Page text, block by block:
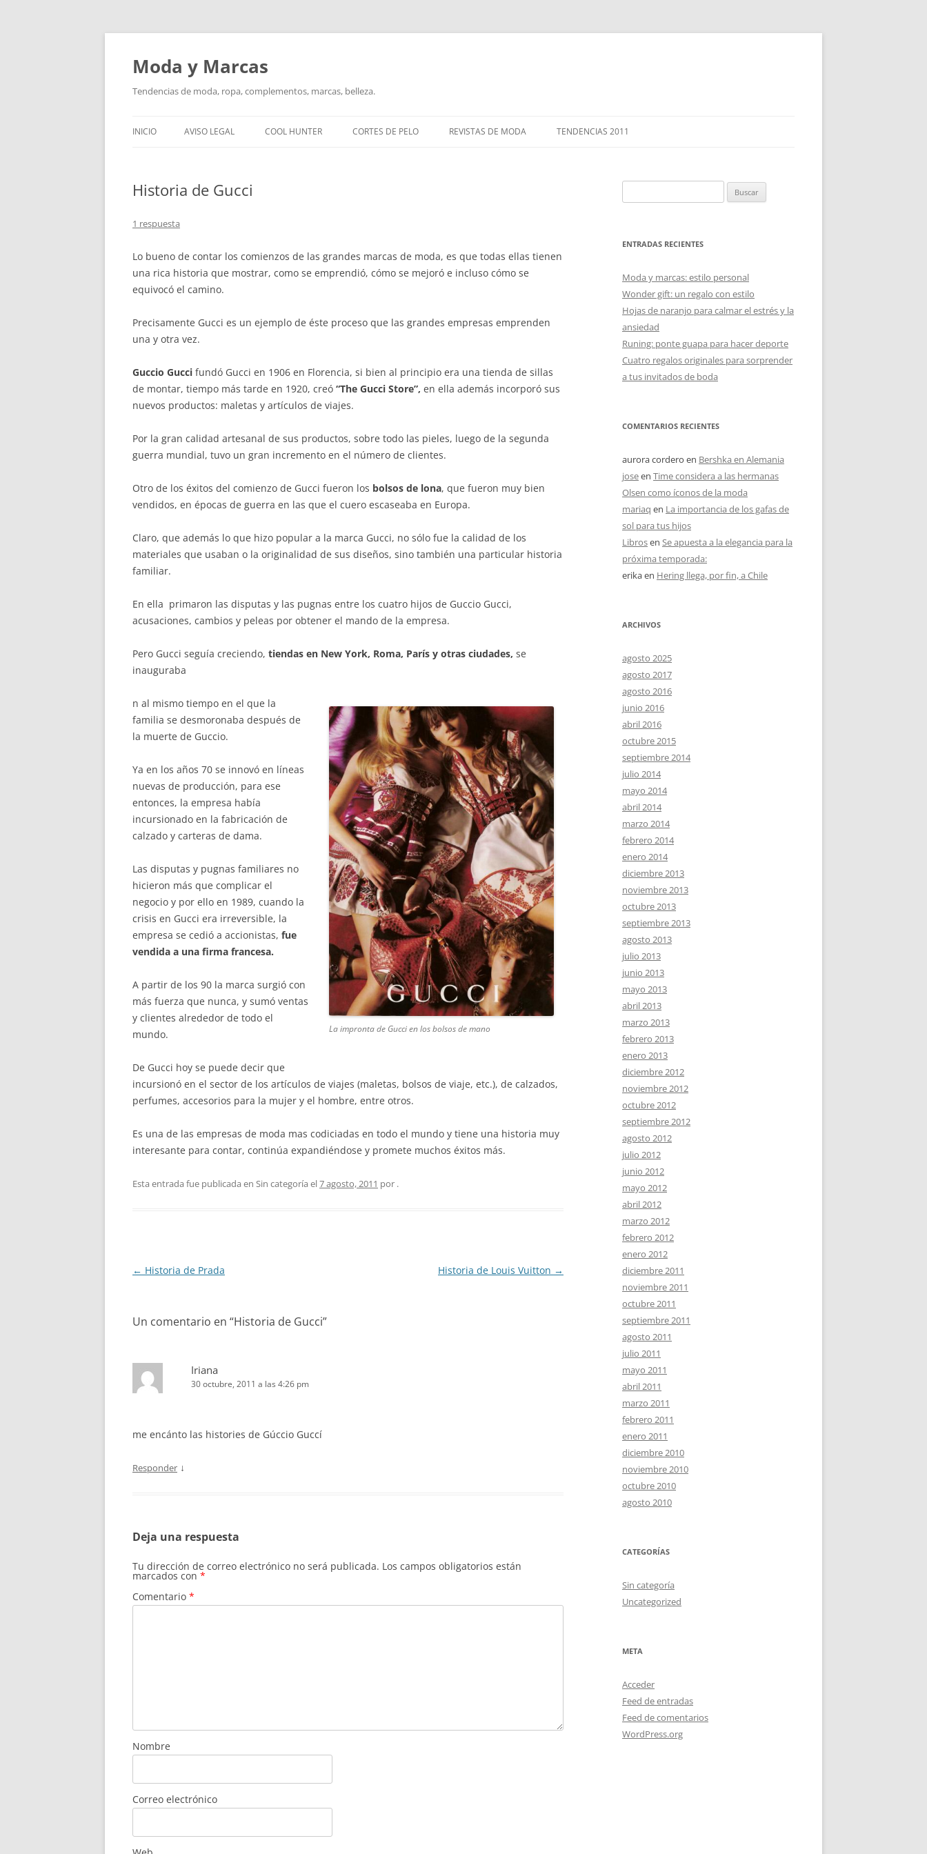
Saltar
contenido
Moda y Marcas
Tendencias de moda, ropa, complementos, marcas, belleza.
INICIO AVISO LEGAL COOL HUNTER CORTES DE PELO REVISTAS DE MODA TENDENCIAS 2011
Historia de Gucci
1 respuesta
Lo bueno de contar los comienzos de las grandes marcas de moda, es que todas ellas tienen
una rica historia que mostrar, como se emprendió, cómo se mejoró e incluso cómo se
equivocó el camino.
Precisamente Gucci es un ejemplo de éste proceso que las grandes empresas emprenden
una y otra vez.
Guccio Gucci fundó Gucci en 1906 en Florencia, si bien al principio era una tienda de sillas
de montar, tiempo más tarde en 1920, creó “The Gucci Store”, en ella además incorporó sus
nuevos productos: maletas y artículos de viajes.
Por la gran calidad artesanal de sus productos, sobre todo las pieles, luego de la segunda
guerra mundial, tuvo un gran incremento en el número de clientes.
Otro de los éxitos del comienzo de Gucci fueron los bolsos de lona, que fueron muy bien
vendidos, en épocas de guerra en las que el cuero escaseaba en Europa.
Claro, que además lo que hizo popular a la marca Gucci, no sólo fue la calidad de los
materiales que usaban o la originalidad de sus diseños, sino también una particular historia
familiar.
En ella primaron las disputas y las pugnas entre los cuatro hijos de Guccio Gucci,
acusaciones, cambios y peleas por obtener el mando de la empresa.
Pero Gucci seguía creciendo, tiendas en New York, Roma, París y otras ciudades, se
inauguraba
La impronta de Gucci en los bolsos de mano
n al mismo tiempo en el que la
familia se desmoronaba después de
la muerte de Guccio.
Ya en los años 70 se innovó en líneas
nuevas de producción, para ese
entonces, la empresa había
incursionado en la fabricación de
calzado y carteras de dama.
Las disputas y pugnas familiares no
hicieron más que complicar el
negocio y por ello en 1989, cuando la
crisis en Gucci era irreversible, la
empresa se cedió a accionistas, fue
vendida a una firma francesa.
A partir de los 90 la marca surgió con
más fuerza que nunca, y sumó ventas
y clientes alrededor de todo el
mundo.
De Gucci hoy se puede decir que
incursionó en el sector de los artículos de viajes (maletas, bolsos de viaje, etc.), de calzados,
perfumes, accesorios para la mujer y el hombre, entre otros.
Es una de las empresas de moda mas codiciadas en todo el mundo y tiene una historia muy
interesante para contar, continúa expandiéndose y promete muchos éxitos más.
Esta entrada fue publicada en Sin categoría el7 agosto, 2011 por .
Navegación
← Historia de Prada Historia de Louis Vuitton →
Un comentario en “Historia de Gucci”
Iriana
30 octubre, 2011 a las 4:26 pm
me encánto las histories de Gúccio Guccí
Responder ↓
Deja una respuesta
Tu dirección de correo electrónico no será publicada. Los campos obligatorios están
marcados con *
Comentario *
Nombre
Correo electrónico
ENTRADAS RECIENTES
Moda y marcas: estilo personal
Wonder gift: un regalo con estilo
Hojas de naranjo para calmar el estrés y la
ansiedad
Runing: ponte guapa para hacer deporte
Cuatro regalos originales para sorprender
a tus invitados de boda
COMENTARIOS RECIENTES
aurora cordero en Bershka en Alemania
joseen Time considera a las hermanas
Olsen como íconos de la moda
mariaq en La importancia de los gafas de
sol para tus hijos
Librosen Se apuesta a la elegancia para la
próxima temporada:
erikaen Hering llega, por fin, a Chile
ARCHIVOS
agosto 2025
agosto 2017
agosto 2016
junio 2016
abril 2016
octubre 2015
septiembre 2014
julio 2014
mayo 2014
abril 2014
marzo 2014
febrero 2014
enero 2014
diciembre 2013
noviembre 2013
octubre 2013
septiembre 2013
agosto 2013
julio 2013
junio 2013
mayo 2013
abril 2013
marzo 2013
febrero 2013
enero 2013
diciembre 2012
noviembre 2012
octubre 2012
septiembre 2012
agosto 2012
julio 2012
junio 2012
mayo 2012
abril 2012
marzo 2012
febrero 2012
enero 2012
diciembre 2011
noviembre 2011
octubre 2011
septiembre 2011
agosto 2011
julio 2011
mayo 2011
abril 2011
marzo 2011
febrero 2011
enero 2011
diciembre 2010
noviembre 2010
octubre 2010
agosto 2010
CATEGORÍAS
Sin categoría
Uncategorized
META
Acceder
Feed de entradas
Feed de comentarios
WordPress.org